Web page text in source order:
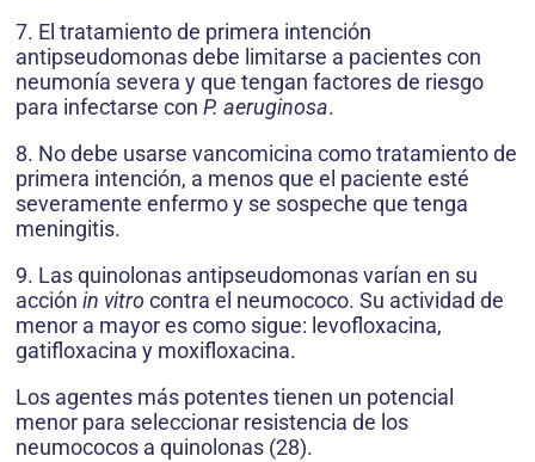
7. El tratamiento de primera intención
antipseudomonas debe limitarse a pacientes con
neumonía severa y que tengan factores de riesgo
para infectarse con P. aeruginosa.
8. No debe usarse vancomicina como tratamiento de
primera intención, a menos que el paciente esté
severamente enfermo y se sospeche que tenga
meningitis.
9. Las quinolonas antipseudomonas varían en su
acción in vitrocontra el neumococo. Su actividad de
menor a mayor es como sigue: levofloxacina,
gatifloxacina y moxifloxacina.
Los agentes más potentes tienen un potencial
menor para seleccionar resistencia de los
neumococos a quinolonas (28).